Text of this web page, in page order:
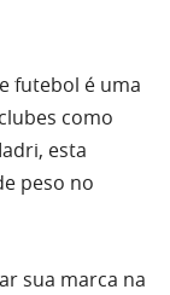
futebol é uma
como
esta
peso no
sua marca na